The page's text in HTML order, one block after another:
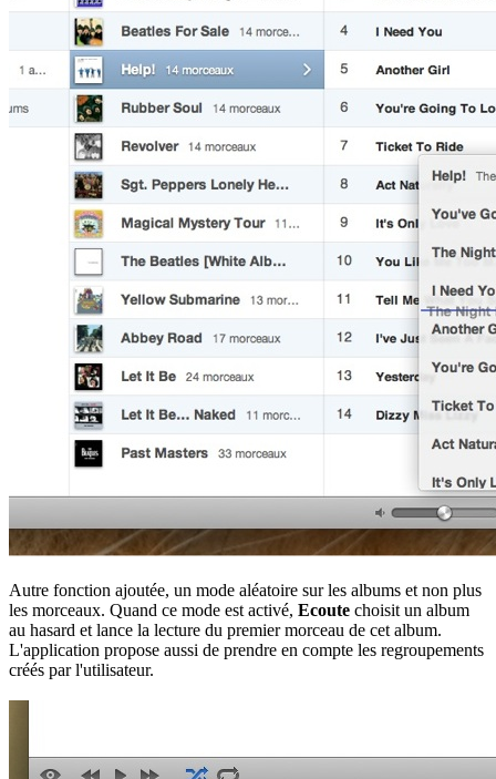
Autre fonction ajoutée, un mode aléatoire sur les albums et non plus
les morceaux. Quand ce mode est activé, Ecoute choisit un album
au hasard et lance la lecture du premier morceau de cet album.
L'application propose aussi de prendre en compte les regroupements
créés par l'utilisateur.